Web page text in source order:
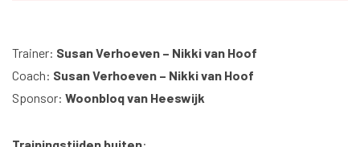
Trainer: Susan Verhoeven – Nikki van Hoof
Coach: Susan Verhoeven – Nikki van Hoof
Sponsor: Woonbloq van Heeswijk